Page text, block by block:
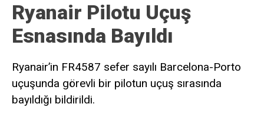
HAVACILIK
SAVUNMA
KADIN HAVACILAR
SÜRDÜRÜLEBILIRLIK
Ryanair Pilotu Uçuş
Esnasında Bayıldı
Ryanair’in FR4587 sefer sayılı Barcelona-Porto
uçuşunda görevli bir pilotun uçuş sırasında
bayıldığı bildirildi.